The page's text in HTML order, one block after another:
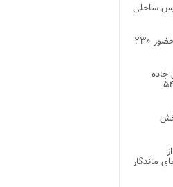
امتیازی تنیس ساحلی
رقابت‌های کشتی آزاد پیشکسوتان کشور با حضور ۲۳۰
جاده
بزرگ با اعتبار ۵۴۰
بخش
ماندگار